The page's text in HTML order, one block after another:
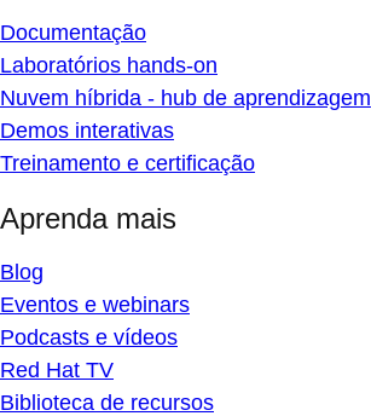
Documentação
Laboratórios hands-on
Nuvem híbrida - hub de aprendizagem
Demos interativas
Treinamento e certificação
Aprenda mais
Blog
Eventos e webinars
Podcasts e vídeos
Red Hat TV
Biblioteca de recursos